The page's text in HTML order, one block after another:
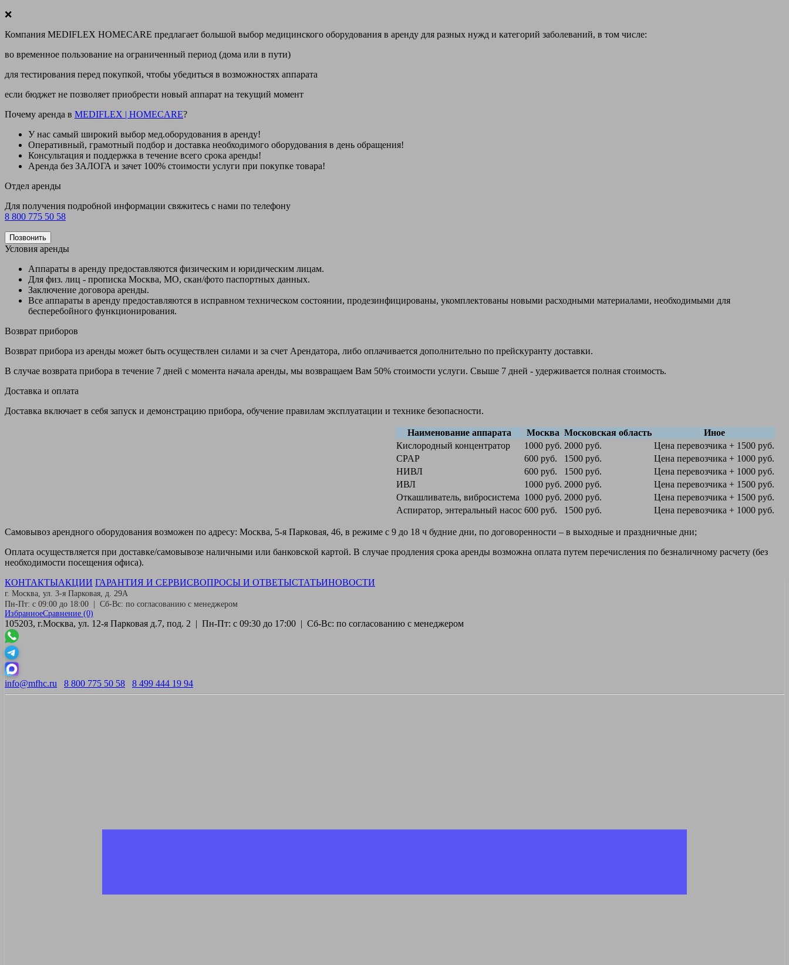
❌
Компания MEDIFLEX HOMECARE предлагает большой выбор медицинского оборудования в аренду для разных нужд и категорий заболеваний, в том числе:
во временное пользование на ограниченный период (дома или в пути)
для тестирования перед покупкой, чтобы убедиться в возможностях аппарата
если бюджет не позволяет приобрести новый аппарат на текущий момент
Почему аренда в MEDIFLEX | HOMECARE?
У нас самый широкий выбор мед.оборудования в аренду!
Оперативный, грамотный подбор и доставка необходимого оборудования в день обращения!
Консультация и поддержка в течение всего срока аренды!
Аренда без ЗАЛОГА и зачет 100% стоимости услуги при покупке товара!
Отдел аренды
Для получения подробной информации свяжитесь с нами по телефону
8 800 775 50 58
Позвонить
Условия аренды
Аппараты в аренду предоставляются физическим и юридическим лицам.
Для физ. лиц - прописка Москва, МО, скан/фото паспортных данных.
Заключение договора аренды.
Все аппараты в аренду предоставляются в исправном техническом состоянии, продезинфицированы, укомплектованы новыми расходными материалами, необходимыми для
бесперебойного функционирования.
Возврат приборов
Возврат прибора из аренды может быть осуществлен силами и за счет Арендатора, либо оплачивается дополнительно по прейскуранту доставки.
В случае возврата прибора в течение 7 дней с момента начала аренды, мы возвращаем Вам 50% стоимости услуги. Свыше 7 дней - удерживается полная стоимость.
Доставка и оплата
Доставка включает в себя запуск и демонстрацию прибора, обучение правилам эксплуатации и технике безопасности.
Наименование аппарата Москва Московская область
Иное
Кислородный концентратор
1000 руб. 2000 руб.
Цена перевозчика + 1500 руб.
CPAP
600 руб. 1500 руб.
Цена перевозчика + 1000 руб.
НИВЛ
600 руб. 1500 руб.
Цена перевозчика + 1000 руб.
ИВЛ
1000 руб. 2000 руб.
Цена перевозчика + 1500 руб.
Откашливатель, вибросистема 1000 руб. 2000 руб.
Цена перевозчика + 1500 руб.
Аспиратор, энтеральный насос 600 руб. 1500 руб. Цена перевозчика + 1000 руб.
Самовывоз арендного оборудования возможен по адресу: Москва, 5-я Парковая, 46, в режиме с 9 до 18 ч будние дни, по договоренности – в выходные и праздничные дни;
Оплата осуществляется при доставке/самовывозе наличными или банковской картой. В случае продления срока аренды возможна оплата путем перечисления по безналичному расчету (без
необходимости посещения офиса).
КОНТАКТЫАКЦИИ ГАРАНТИЯ И СЕРВИСВОПРОСЫ И ОТВЕТЫСТАТЬИНОВОСТИ
г. Москва, ул. 3-я Парковая, д. 29А
Пн-Пт: с 09:00 до 18:00 | Сб-Вс: по согласованию с менеджером
ИзбранноеСравнение (0)
105203, г.Москва, ул. 12-я Парковая д.7, под. 2 | Пн-Пт: с 09:30 до 17:00 | Сб-Вс: по согласованию с менеджером
info@mfhc.ru 8 800 775 50 58 8 499 444 19 94